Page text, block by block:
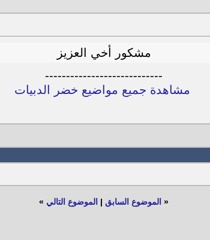
مشكور أخي العزيز
----------------------------
مشاهدة جميع مواضيع خضر الدبيات
« الموضوع السابق | الموضوع التالي »